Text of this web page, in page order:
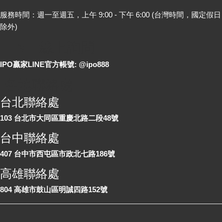
服務時間：週一至週五，上午 9:00 - 下午 6:00 (台灣時間，國定假日
除外)
IPO贏家LINE官方帳號: @ipo888
台北聯絡處
103 台北市大同區重慶北路二段48號
台中聯絡處
407 台中市西屯區市政北七路186號
高雄聯絡處
804 高雄市鼓山區明誠四路152號